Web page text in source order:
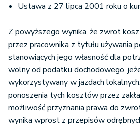
Ustawa z 27 lipca 2001 roku o
Z powyższego wynika, że zwrot
przez pracownika z tytułu używania
stanowiących jego własność dla
wolny od podatku dochodowego,
wykorzystywany w jazdach
ponoszenia tych kosztów przez
możliwość przyznania prawa do
wynika wprost z przepisów